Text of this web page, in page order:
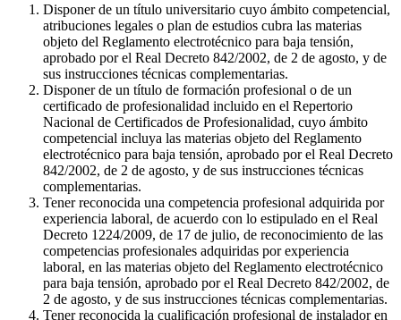
Disponer de un título universitario cuyo ámbito competencial,
atribuciones legales o plan de estudios cubra las materias
objeto del Reglamento electrotécnico para baja tensión,
aprobado por el Real Decreto 842/2002, de 2 de agosto, y de
sus instrucciones técnicas complementarias.
Disponer de un título de formación profesional o de un
certificado de profesionalidad incluido en el Repertorio
Nacional de Certificados de Profesionalidad, cuyo ámbito
competencial incluya las materias objeto del Reglamento
electrotécnico para baja tensión, aprobado por el Real Decreto
842/2002, de 2 de agosto, y de sus instrucciones técnicas
complementarias.
Tener reconocida una competencia profesional adquirida por
experiencia laboral, de acuerdo con lo estipulado en el Real
Decreto 1224/2009, de 17 de julio, de reconocimiento de las
competencias profesionales adquiridas por experiencia
laboral, en las materias objeto del Reglamento electrotécnico
para baja tensión, aprobado por el Real Decreto 842/2002, de
2 de agosto, y de sus instrucciones técnicas complementarias.
Tener reconocida la cualificación profesional de instalador en